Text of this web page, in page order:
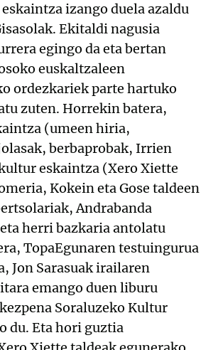
izango duela azaldu
Ekitaldi nagusia
egingo da eta bertan
euskaltzaleen
ordezkariek parte hartuko
zuten. Horrekin batera,
(umeen hiria,
berbaprobak, Irrien
eskaintza (Xero Xiette
Kokein eta Gose taldeen
Andrabanda
herri bazkaria antolatu
TopaEgunaren testuingurua
Jon Sarasuak irailaren
emango duen liburu
Soraluzeko Kultur
du. Eta hori guztia